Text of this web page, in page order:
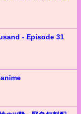
- Episode 31